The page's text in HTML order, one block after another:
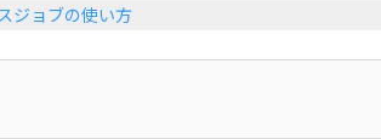
ジョブの使い方